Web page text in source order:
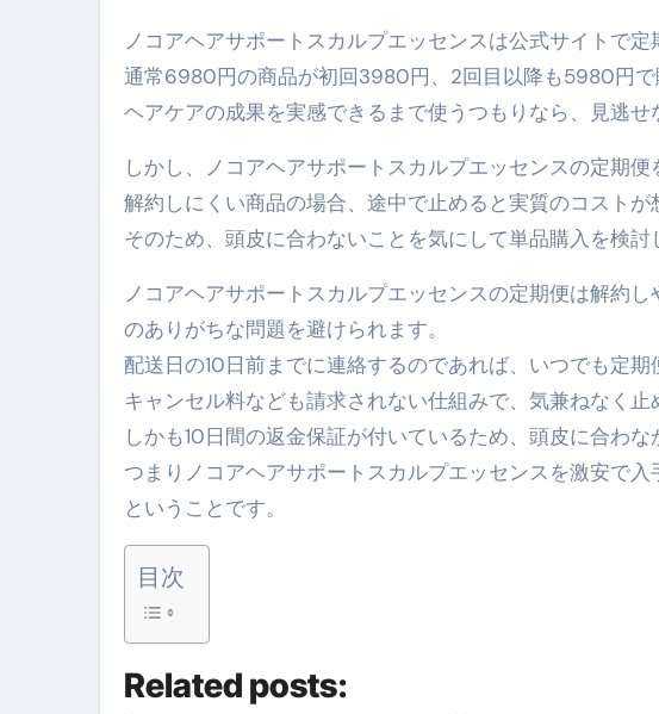
【輸入消費税】輸入に消費税はかかるのか？
この動画は国にすぐ消されます。これが日本
アフィリエイト【稼げるキーワード】一覧
【必見】融資受けるなら”コレ”を確実に取り
弁護士が教える「投資詐欺」に引っかから
【PR】フリーランス必見！入金前の売上をす
【2023年最新】金融ブラックでも可能な資
個人事業主は銀行から融資を受けるとリスク
【誰でも出来る】3万円が10％増量の「
【必見】もう営業電話は怖くない！初心者で
ノコアヘアサポートスカルプエッセンスは公式サイトで
通常6980円の商品が初回3980円、2回目以降も5980円で
ヘアケアの成果を実感できるまで使うつもりなら、見逃せ
しかし、ノコアヘアサポートスカルプエッセンスの定期
解約しにくい商品の場合、途中で止めると実質のコストが
そのため、頭皮に合わないことを気にして単品購入を検討
ノコアヘアサポートスカルプエッセンスの定期便は解約
のありがちな問題を避けられます。
配送日の10日前までに連絡するのであれば、いつでも定期
キャンセル料なども請求されない仕組みで、気兼ねなく止
しかも10日間の返金保証が付いているため、頭皮に合わな
つまりノコアヘアサポートスカルプエッセンスを激安で
ということです。
目次
Related posts: